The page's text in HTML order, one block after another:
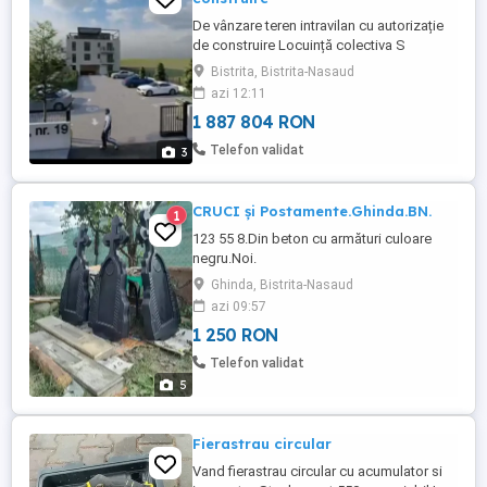
3
De vânzare teren intravilan cu autorizație
de construire Locuință colectiva S
+P+2E+ER, 19 apartamente pe str Calea
Clujului nr 19. Telefon :
Bistrita, Bistrita-Nasaud
azi 12:11
1 887 804 RON
Telefon validat
5
1 CRUCI și Postamente.Ghinda.BN.
123 55 8.Din beton cu armături culoare
negru.Noi.
Ghinda, Bistrita-Nasaud
azi 09:57
1 250 RON
Telefon validat
Fierastrau circular
Vand fierastrau circular cu acumulator si